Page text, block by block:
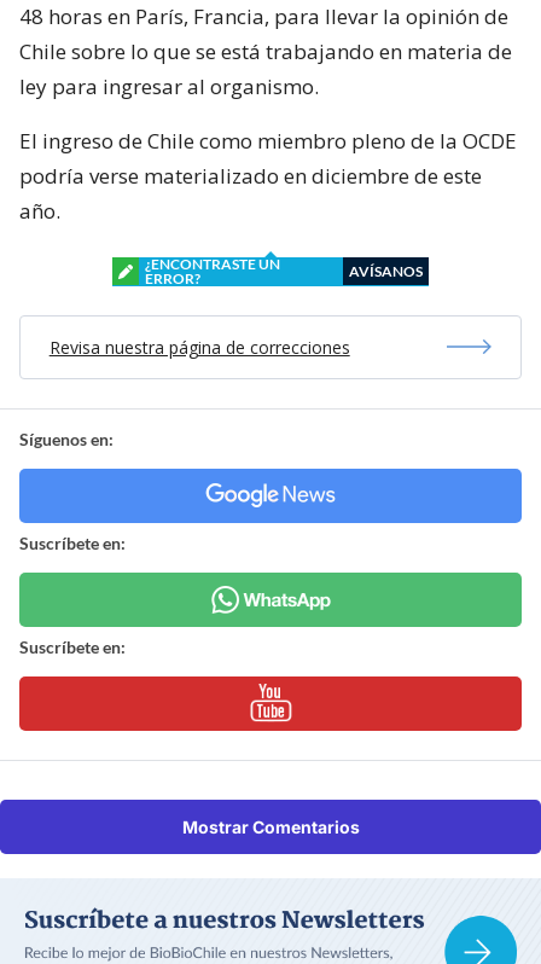
48 horas en París, Francia, para llevar la opinión de
Chile sobre lo que se está trabajando en materia de
ley para ingresar al organismo.
El ingreso de Chile como miembro pleno de la OCDE
podría verse materializado en diciembre de este
año.
¿ENCONTRASTE UN
ERROR?
AVÍSANOS
Revisa nuestra página de correcciones
Síguenos en:
Suscríbete en:
Suscríbete en:
Mostrar Comentarios